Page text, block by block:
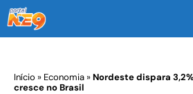
Início » Economia»Nordeste dispara
cresce no Brasil